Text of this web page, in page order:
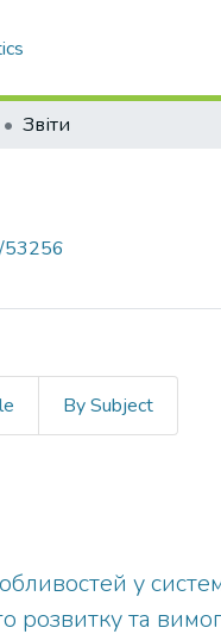
Звіти
53256
By Subject
у
розвитку та